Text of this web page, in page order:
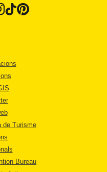
de Turisme
Bureau